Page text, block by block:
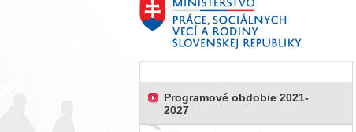
Programové obdobie 2021-
2027